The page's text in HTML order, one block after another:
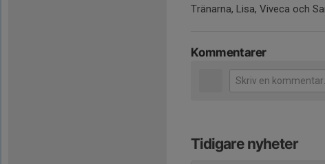
Tränarna, Lisa, Viveca och
Kommentarer
Tidigare nyheter